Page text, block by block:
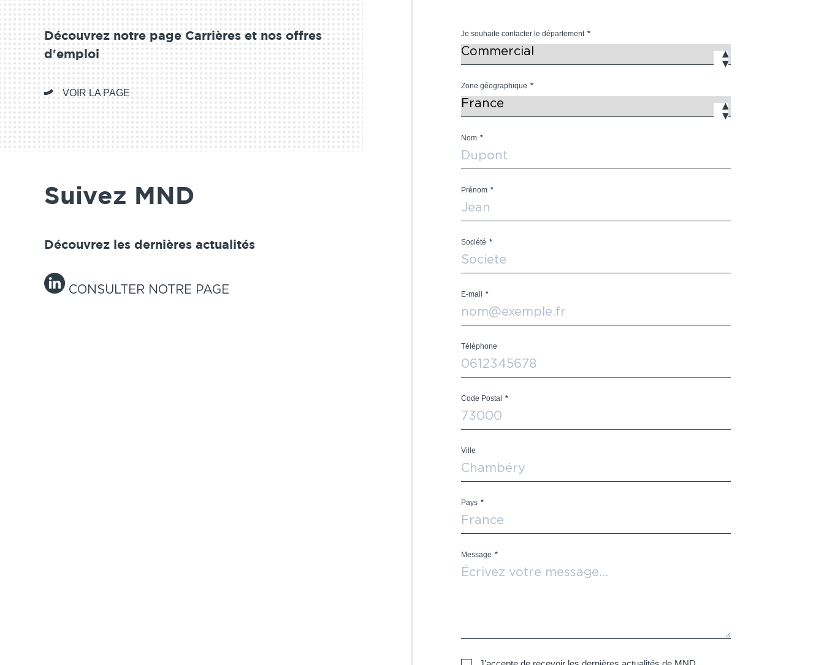
Découvrez notre page Carrières et nos offres
d'emploi
VOIR LA PAGE
Suivez MND
Découvrez les dernières actualités
CONSULTER NOTRE PAGE
Je souhaite contacter le département *
Zone géographique *
Nom *
Prénom *
Société *
E-mail *
Téléphone
Code Postal *
Ville
Pays *
Message *